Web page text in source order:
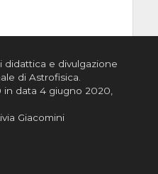
didattica e divulgazione
di Astrofisica
data 4 giugno 2020,
Giacomini